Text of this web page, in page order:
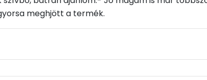
meghjött a termék.